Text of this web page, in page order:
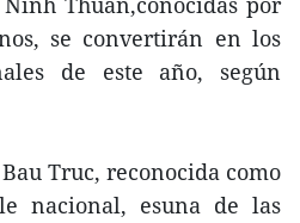
se convertirán en los
de este año, según
Truc, reconocida como
nacional, esuna de las